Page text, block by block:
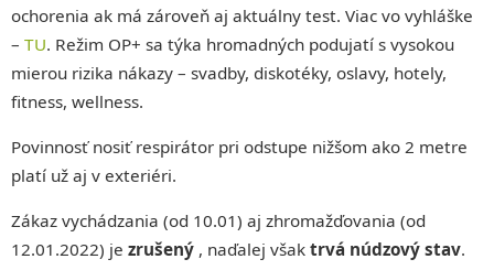
ochorenia ak má zároveň aj aktuálny test. Viac vo vyhláške
– TU. Režim OP+ sa týka hromadných podujatí s vysokou
mierou rizika nákazy – svadby, diskotéky, oslavy, hotely,
fitness, wellness.
Povinnosť nosiť respirátor pri odstupe nižšom ako 2 metre
platí už aj v exteriéri.
Zákaz vychádzania (od 10.01) aj zhromažďovania (od
12.01.2022) je zrušený , naďalej však trvá núdzový stav.